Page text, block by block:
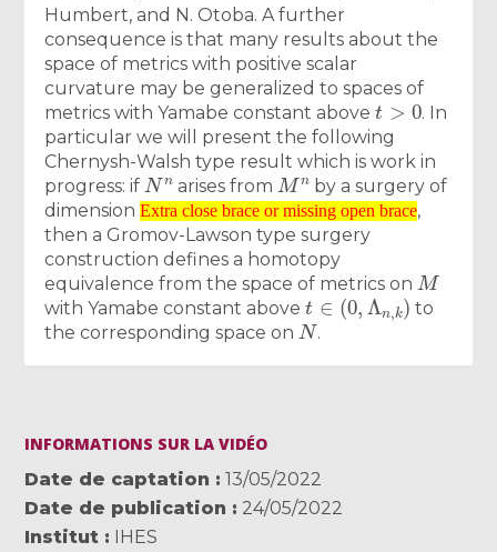
Humbert, and N. Otoba. A further
consequence is that many results about the
space of metrics with positive scalar
curvature may be generalized to spaces of
metrics with Yamabe constant above
t>0
. In
particular we will present the following
Chernysh-Walsh type result which is work in
progress: if
Nn
arises from
Mn
by a surgery of
dimensionExtra close brace or missing open brace
Extra close brace or missing open brace
,
then a Gromov-Lawson type surgery
construction defines a homotopy
equivalence from the space of metrics on
M
with Yamabe constant above
t ∈(0,Λn k)
to
the corresponding space on
N
.
INFORMATIONS SUR LA VIDÉO
Date de captation
13/05/2022
Date de publication
24/05/2022
Institut
IHES